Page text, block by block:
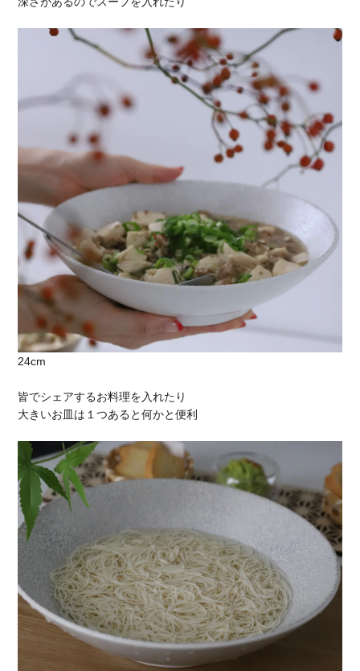
24cm
皆でシェアするお料理を入れたり
大きいお皿は１つあると何かと便利